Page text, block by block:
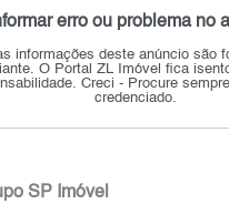
erro ou problema no
informações deste anúncio são
O Portal ZL Imóvel fica
Creci - Procure
credenciado.
SP Imóvel